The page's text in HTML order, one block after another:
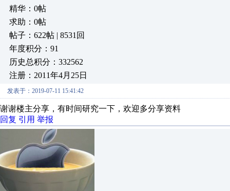
精华：0帖
求助：0帖
帖子：622帖 | 8531回
年度积分：91
历史总积分：332562
注册：2011年4月25日
发表于：2019-07-11 15:41:42
谢谢楼主分享，有时间研究一下，欢迎多分享资料
回复 引用 举报